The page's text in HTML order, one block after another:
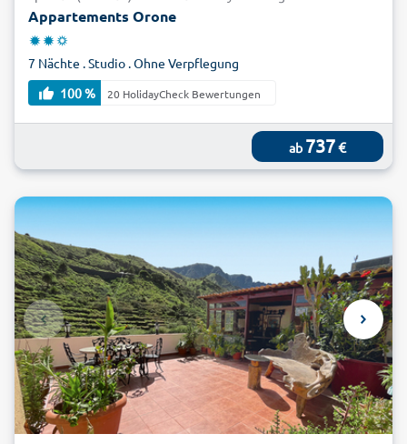
Appartements Orone
7 Nächte . Studio . Ohne Verpflegung
100 %
20 HolidayCheck Bewertungen
ab 737€